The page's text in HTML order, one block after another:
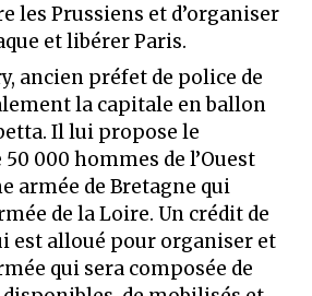
les Prussiens et d’organiser
et libérer Paris.
ancien préfet de police de
la capitale en ballon
Il lui propose le
000 hommes de l’Ouest
armée de Bretagne qui
de la Loire. Un crédit de
alloué pour organiser et
qui sera composée de